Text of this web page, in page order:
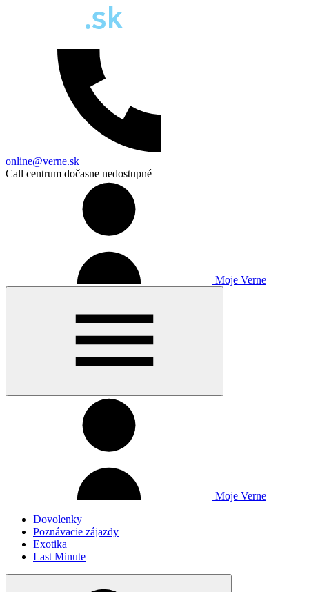
online@verne.sk
Call centrum dočasne nedostupné
Moje Verne
Moje Verne
Dovolenky
Poznávacie zájazdy
Exotika
Last Minute